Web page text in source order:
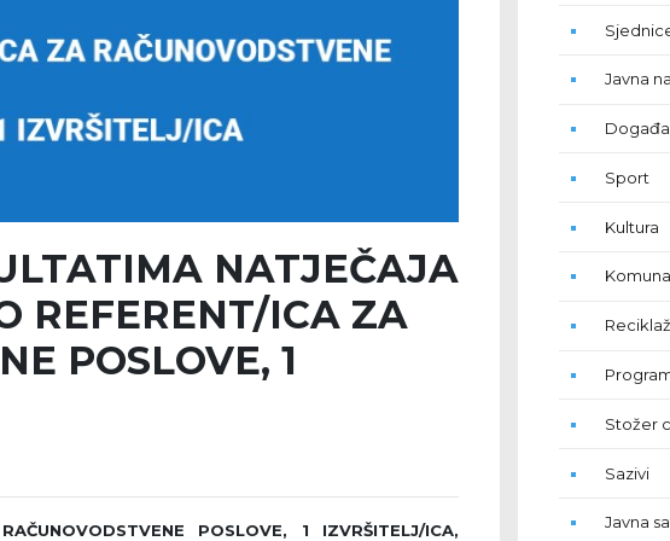
NATJEČAJA
REFERENT/ICA ZA
POSLOVE, 1
POSLOVE, 1 IZVRŠITELJ/ICA,
Javna
Sport
Kultura
Stožer
Sazivi
Javna